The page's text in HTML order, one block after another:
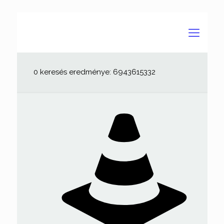
0 keresés eredménye: 6943615332